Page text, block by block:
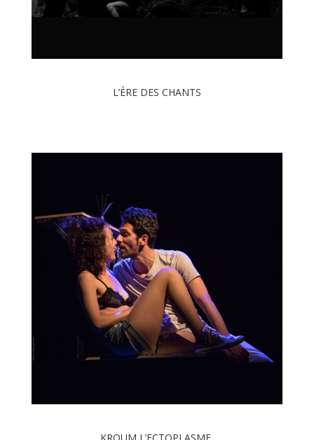
L’ÈRE DES CHANTS
KROUM L’ECTOPLASME